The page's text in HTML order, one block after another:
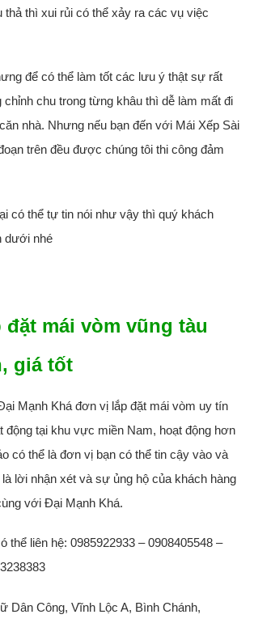
thì xui rủi có thể xảy ra các vụ việc
để có thể làm tốt các lưu ý thật sự rất
chỉnh chu trong từng khâu thì dễ làm mất đi
nhà. Nhưng nếu bạn đến với Mái Xếp Sài
trên đều được chúng tôi thi công đảm
có thể tự tin nói như vậy thì quý khách
dưới nhé
mái vòm vũng tàu
giá tốt
Mạnh Khá đơn vị lắp đặt mái vòm uy tín
động tại khu vực miền Nam, hoạt động hơn
có thể là đơn vị bạn có thể tin cậy vào và
lời nhận xét và sự ủng hộ của khách hàng
với Đại Mạnh Khá.
thể liên hệ: 0985922933 – 0908405548 –
Dân Công, Vĩnh Lộc A, Bình Chánh,